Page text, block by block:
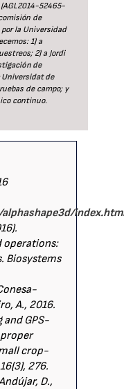
52465-
de
la Universidad
1) a
2) a Jordi
de
Universidat de
de campo; y
continuo.
operations:
Biosystems
A., 2016.
and GPS-
crop-
276.
D.,